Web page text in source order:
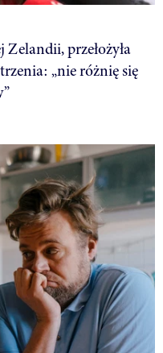
przełożyła
„nie różnię się